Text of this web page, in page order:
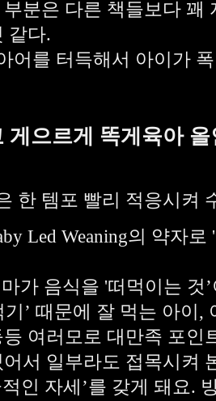
부분은 다른 책들보다 꽤
같다.
어를 터득해서 아이가
게으르게 똑게육아
한 템포 빨리 적응시켜
Led Weaning의 약자
가 음식을 '떠먹이는 것
기’ 때문에 잘 먹는 아이
여러모로 대만족 포인
서 일부라도 접목시켜
인 자세’를 갖게 돼요.